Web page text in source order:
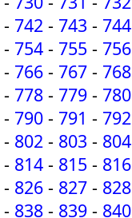
- 742 - 743 - 744
- 754 - 755 - 756
- 766 - 767 - 768
- 778 - 779 - 780
- 790 - 791 - 792
- 802 - 803 - 804
- 814 - 815 - 816
- 826 - 827 - 828
- 838 - 839 - 840